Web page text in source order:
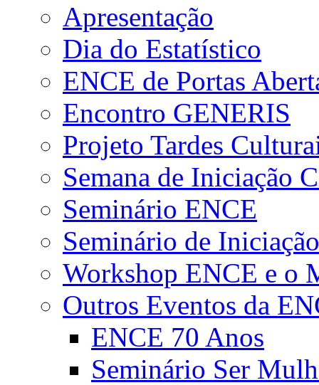
Apresentação
Dia do Estatístico
ENCE de Portas
Encontro GENERIS
Projeto Tardes
Semana de Iniciação
Seminário ENCE
Seminário de
Workshop ENCE e o
Outros Eventos da
ENCE 70 Anos
Seminário Ser